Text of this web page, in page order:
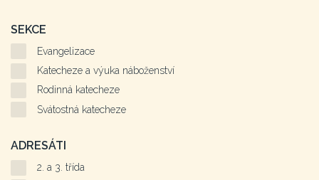
SEKCE
Evangelizace
Katecheze a výuka náboženství
Rodinná katecheze
Svátostná katecheze
ADRESÁTI
2. a 3. třída